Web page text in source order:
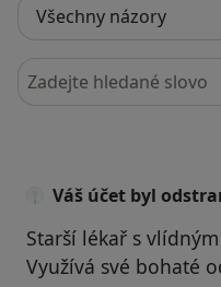
Hledejte v názorech
Váš účet byl
Starší lékař s
Využívá své bohaté